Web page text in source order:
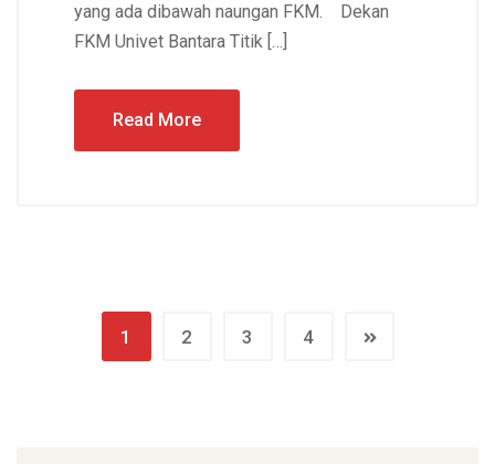
yang ada dibawah naungan FKM. Dekan
FKM Univet Bantara Titik […]
Read More
1 2 3 4